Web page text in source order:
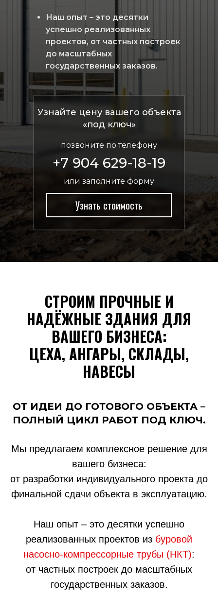
Узнать стоимость
или заполните форму
+7 904 629-18-19
позвоните по телефону
Узнайте цену вашего объекта
«под ключ»
Наш опыт – это десятки
успешно реализованных
проектов, от частных построек
до масштабных
государственных заказов.
СТРОИМ ПРОЧНЫЕ И
НАДЁЖНЫЕ ЗДАНИЯ ДЛЯ
ВАШЕГО БИЗНЕСА:
ЦЕХА, АНГАРЫ, СКЛАДЫ,
НАВЕСЫ
ОТ ИДЕИ ДО ГОТОВОГО ОБЪЕКТА –
ПОЛНЫЙ ЦИКЛ РАБОТ ПОД КЛЮЧ.
Мы предлагаем комплексное решение для
вашего бизнеса:
от разработки индивидуального проекта до
финальной сдачи объекта в эксплуатацию.
Наш опыт – это десятки успешно
реализованных проектов из буровой
насосно-компрессорные трубы (НКТ):
от частных построек до масштабных
государственных заказов.